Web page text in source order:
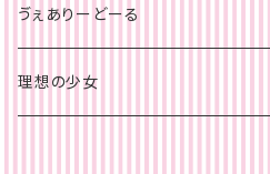
ゔぇありーどーる
理想の少女